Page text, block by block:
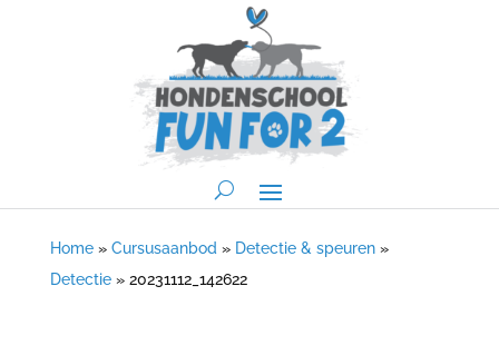
Home» Cursusaanbod » Detectie & speuren»
Detectie» 20231112_142622